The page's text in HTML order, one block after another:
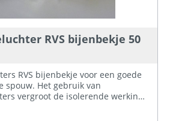
RVS bijenbekje 50
RVS bijenbekje voor een goede
spouw. Het gebruik van
vergroot de isolerende werking